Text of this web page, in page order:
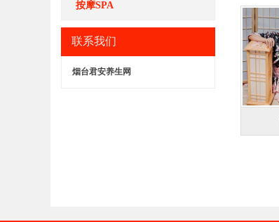
按摩SPA
联系我们
烟台君安养生网